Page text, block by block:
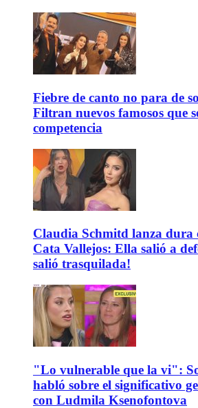
Fiebre de canto no para de
Filtran nuevos famosos que
competencia
Claudia Schmitd lanza dura
Cata Vallejos: Ella salió a
salió trasquilada!
"Lo vulnerable que la vi":
habló sobre el significativo
con Ludmila Ksenofontova